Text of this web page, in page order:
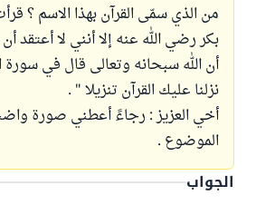
من الذي سمّى القرآن بهذا الاسم ؟
بكر رضي الله عنه إلا أنني لا
أن الله سبحانه وتعالى قال في سورة
نزلنا عليك القرآن تنزيلا " .
أخي العزيز : رجاءً أعطني صورة
الموضوع .
الجواب